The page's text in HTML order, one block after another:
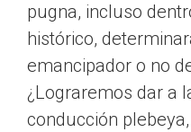
pugna, incluso
histórico,
emancipador o no
¿Lograremos dar a
conducción